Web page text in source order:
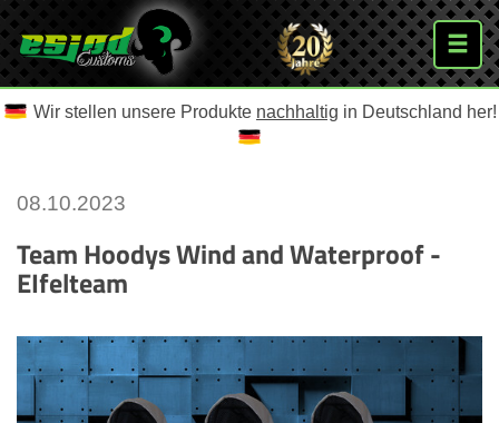
Wir stellen unsere Produkte nachhaltig in Deutschland her!
08.10.2023
Team Hoodys Wind and Waterproof -
EIfelteam